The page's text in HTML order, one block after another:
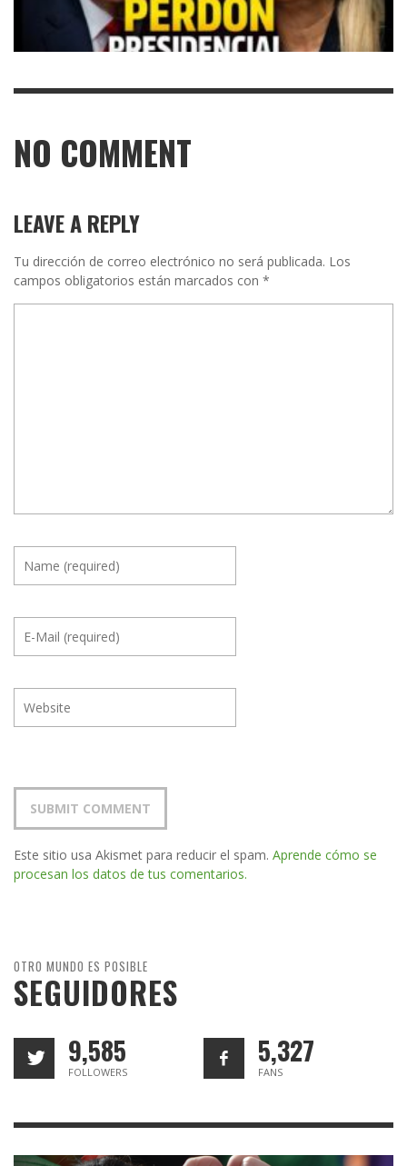
NO COMMENT
LEAVE A REPLY
Tu dirección de correo electrónico no será publicada. Los
campos obligatorios están marcados con *
Este sitio usa Akismet para reducir el spam. Aprende cómo se
procesan los datos de tus comentarios.
OTRO MUNDO ES POSIBLE
SEGUIDORES
9,585
FOLLOWERS
5,327
FANS